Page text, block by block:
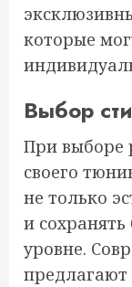
которые
Выбор
При выборе
своего
не только
и
уровне.